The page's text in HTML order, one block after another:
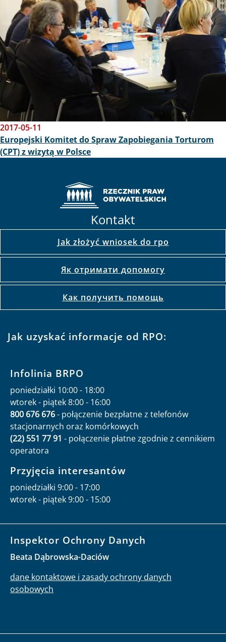
2017-05-11
Europejski Komitet do Spraw Zapobiegania Torturom
(CPT) z wizytą w Polsce
Kontakt
Jak złożyć wniosek do rpo
Як отримати допомогу
Как получить помощь
Jak uzyskać informacje od RPO:
Infolinia BRPO
poniedziałki 10:00 - 18:00
wtorek - piątek 8:00 - 16:00
800 676 676- połączenie bezpłatne z telefonów
stacjonarnych oraz komórkowych
(22) 551 77 91 - połączenie płatne zgodnie z cennikiem
operatora
Przyjęcia interesantów
poniedziałki 9:00 - 17:00
wtorek - piątek 9:00 - 15:00
Inspektor Ochrony Danych
Beata Dąbrowska-Daciów
dane kontaktowe i zasady ochrony danych
osobowych